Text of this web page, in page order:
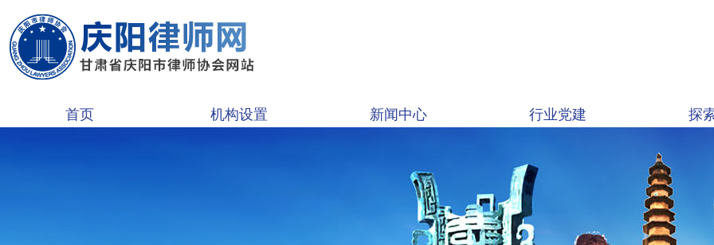
首页 机构设置 新闻中心 行业党建 探